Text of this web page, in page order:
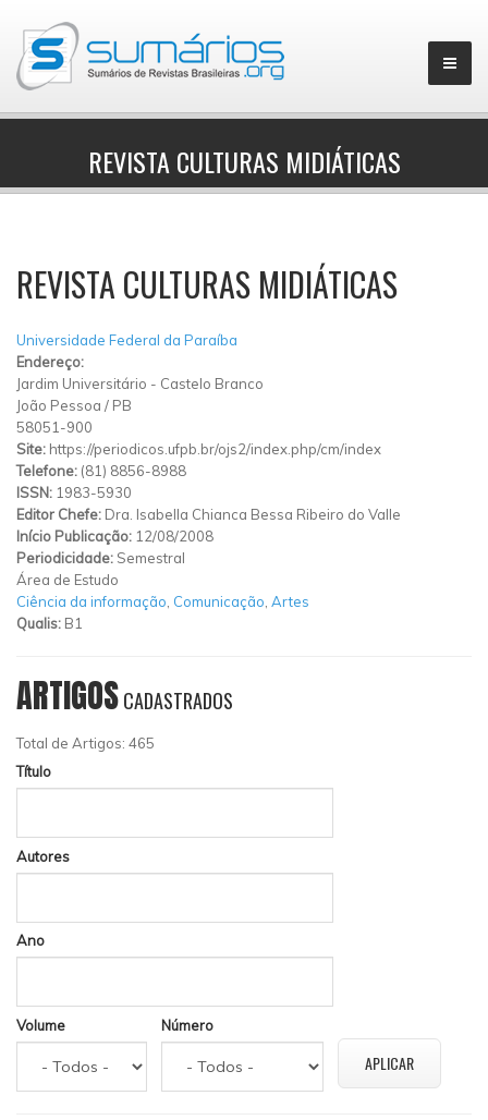
▼
REVISTA CULTURAS MIDIÁTICAS
REVISTA CULTURAS MIDIÁTICAS
Universidade Federal da Paraíba
Endereço:
Jardim Universitário - Castelo Branco
João Pessoa / PB
58051-900
Site: https://periodicos.ufpb.br/ojs2/index.php/cm/index
Telefone: (81) 8856-8988
ISSN: 1983-5930
Editor Chefe: Dra. Isabella Chianca Bessa Ribeiro do Valle
Início Publicação: 12/08/2008
Periodicidade: Semestral
Área de Estudo
Ciência da informação Comunicação Artes
Qualis: B1
ARTIGOSCADASTRADOS
Total de Artigos: 465
Título
Autores
Ano
Volume Número